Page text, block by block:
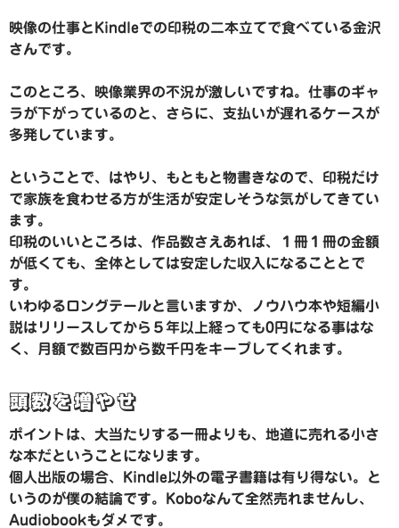
映像の仕事とKindleでの印税の二本立てで食べている金沢
さんです。
このところ、映像業界の不況が激しいですね。仕事のギャ
ラが下がっているのと、さらに、支払いが遅れるケースが
多発しています。
ということで、はやり、もともと物書きなので、印税だけ
で家族を食わせる方が生活が安定しそうな気がしてきてい
ます。
印税のいいところは、作品数さえあれば、１冊１冊の金額
が低くても、全体としては安定した収入になることとで
す。
いわゆるロングテールと言いますか、ノウハウ本や短編小
説はリリースしてから５年以上経っても0円になる事はな
く、月額で数百円から数千円をキープしてくれます。
頭数を増やせ
ポイントは、大当たりする一冊よりも、地道に売れる小さ
な本だということになります。
個人出版の場合、Kindle以外の電子書籍は有り得ない。と
いうのが僕の結論です。Koboなんて全然売れませんし、
Audiobookもダメです。